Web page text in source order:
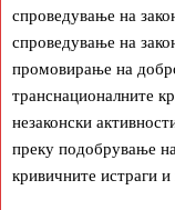
спроведување на
спроведување на
промовирање на
транснационалните
незаконски
преку подобрување
кривичните истраги